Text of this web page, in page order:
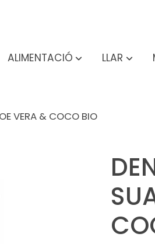
ALIMENTACIÓ LLAR
VERA & COCO BIO